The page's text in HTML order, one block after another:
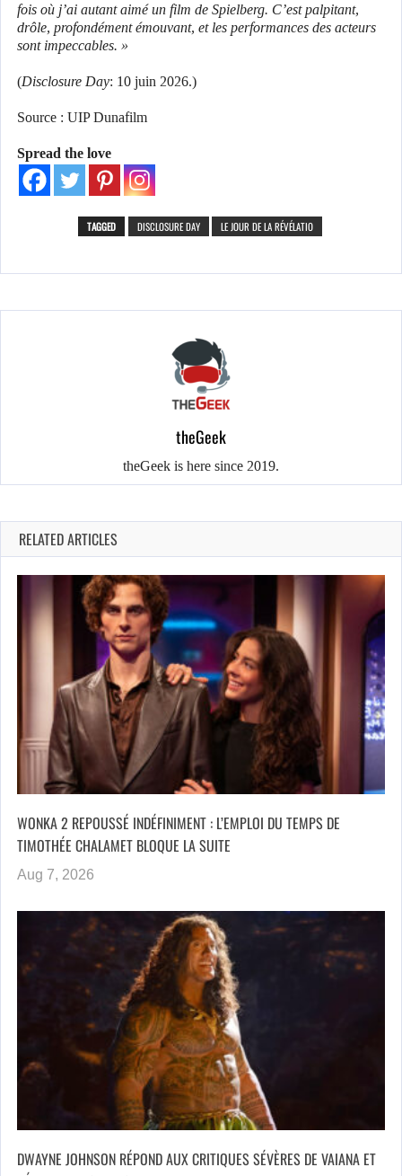
fois où j’ai autant aimé un film de Spielberg. C’est palpitant,
drôle, profondément émouvant, et les performances des acteurs
sont impeccables. »
(Disclosure Day: 10 juin 2026.)
Source : UIP Dunafilm
Spread the love
TAGGED DISCLOSURE DAY LE JOUR DE LA RÉVÉLATIO
theGeek
theGeek is here since 2019.
RELATED ARTICLES
WONKA 2 REPOUSSÉ INDÉFINIMENT : L’EMPLOI DU TEMPS DE
TIMOTHÉE CHALAMET BLOQUE LA SUITE
Aug 7, 2026
DWAYNE JOHNSON RÉPOND AUX CRITIQUES SÉVÈRES DE VAIANA ET